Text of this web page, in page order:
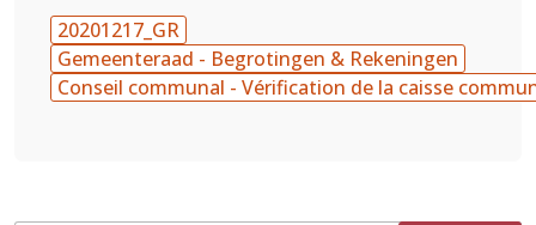
20201217_GR
Gemeenteraad - Begrotingen & Rekeningen
Conseil communal - Vérification de la caisse